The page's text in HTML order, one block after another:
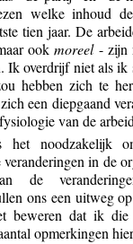
welke inhoud
tien jaar. De
ookmoreel- zijn
Ik overdrijf niet als
hebben zich te
een diepgaand
van de
noodzakelijk
in de
de
ons een uitweg
beweren dat ik die
opmerkingen